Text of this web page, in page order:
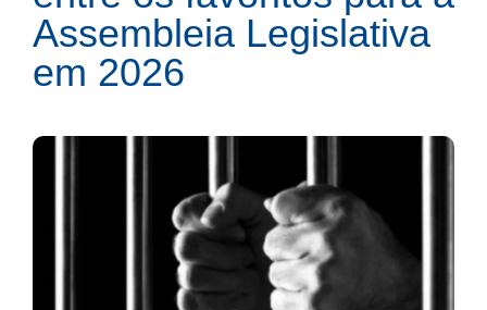
Assembleia Legislativa
em 2026